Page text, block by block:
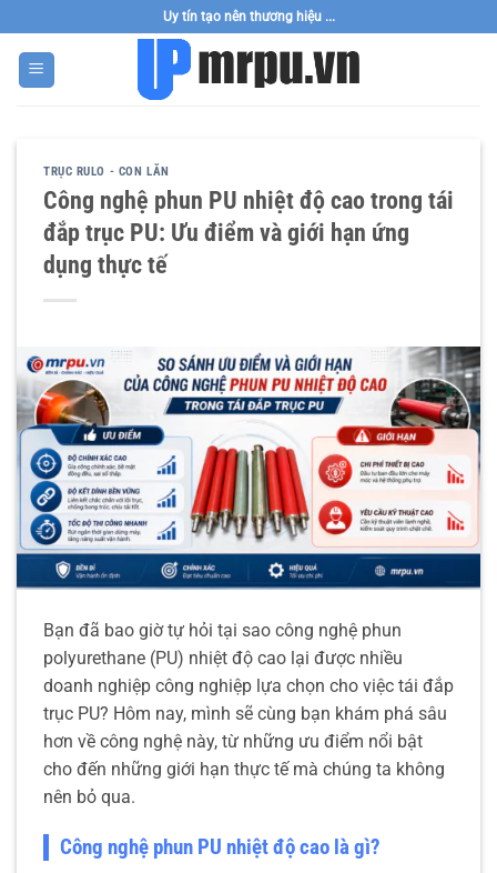
Uy tín tạo nên thương hiệu ...
TRỤC RULO - CON LĂN
Công nghệ phun PU nhiệt độ cao trong tái
đắp trục PU: Ưu điểm và giới hạn ứng
dụng thực tế
Bạn đã bao giờ tự hỏi tại sao công nghệ phun
polyurethane (PU) nhiệt độ cao lại được nhiều
doanh nghiệp công nghiệp lựa chọn cho việc tái đắp
trục PU? Hôm nay, mình sẽ cùng bạn khám phá sâu
hơn về công nghệ này, từ những ưu điểm nổi bật
cho đến những giới hạn thực tế mà chúng ta không
nên bỏ qua.
Công nghệ phun PU nhiệt độ cao là gì?